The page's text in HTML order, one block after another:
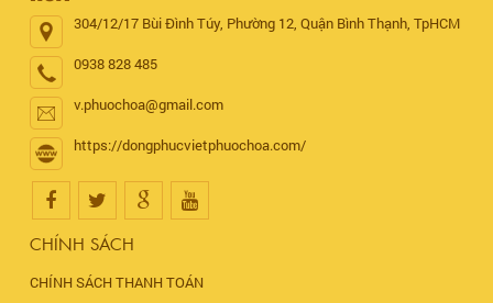
304/12/17 Bùi Đình Túy, Phường 12, Quận Bình Thạnh, TpHCM
0938 828 485
v.phuochoa@gmail.com
https://dongphucvietphuochoa.com/
CHÍNH SÁCH
CHÍNH SÁCH THANH TOÁN